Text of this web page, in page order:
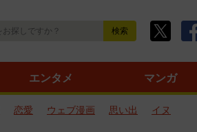
エンタメ マンガ
恋愛 ウェブ漫画 思い出
イヌ